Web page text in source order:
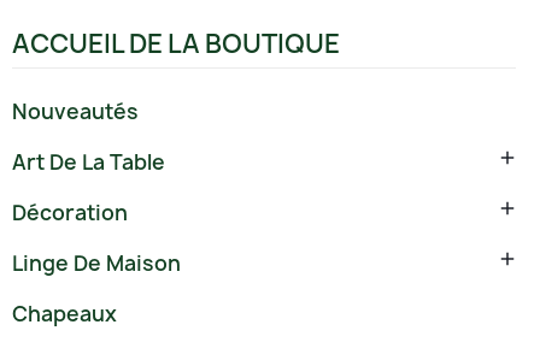
ACCUEIL DE LA BOUTIQUE
Nouveautés
Art De La Table

Décoration 
Linge De Maison 
Chapeaux